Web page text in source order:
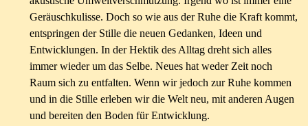
Geräuschkulisse. Doch so wie aus der Ruhe die Kraft kommt,
entspringen der Stille die neuen Gedanken, Ideen und
Entwicklungen. In der Hektik des Alltag dreht sich alles
immer wieder um das Selbe. Neues hat weder Zeit noch
Raum sich zu entfalten. Wenn wir jedoch zur Ruhe kommen
und in die Stille erleben wir die Welt neu, mit anderen Augen
und bereiten den Boden für Entwicklung.